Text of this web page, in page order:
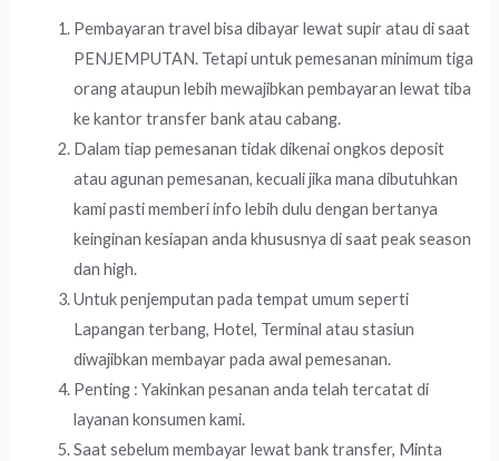
Pembayaran travel bisa dibayar lewat supir atau di saat
PENJEMPUTAN. Tetapi untuk pemesanan minimum tiga
orang ataupun lebih mewajibkan pembayaran lewat tiba
ke kantor transfer bank atau cabang.
Dalam tiap pemesanan tidak dikenai ongkos deposit
atau agunan pemesanan, kecuali jika mana dibutuhkan
kami pasti memberi info lebih dulu dengan bertanya
keinginan kesiapan anda khususnya di saat peak season
dan high.
Untuk penjemputan pada tempat umum seperti
Lapangan terbang, Hotel, Terminal atau stasiun
diwajibkan membayar pada awal pemesanan.
Penting : Yakinkan pesanan anda telah tercatat di
layanan konsumen kami.
Saat sebelum membayar lewat bank transfer, Minta